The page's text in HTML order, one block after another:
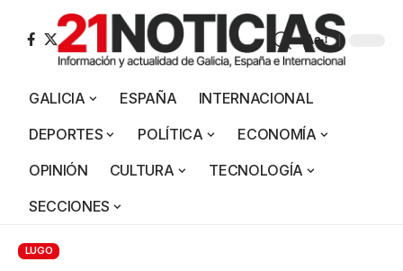
Aa
GALICIA ESPAÑA
INTERNACIONAL
DEPORTES
POLÍTICA
ECONOMÍA
OPINIÓN
CULTURA
TECNOLOGÍA
SECCIONES
LUGO